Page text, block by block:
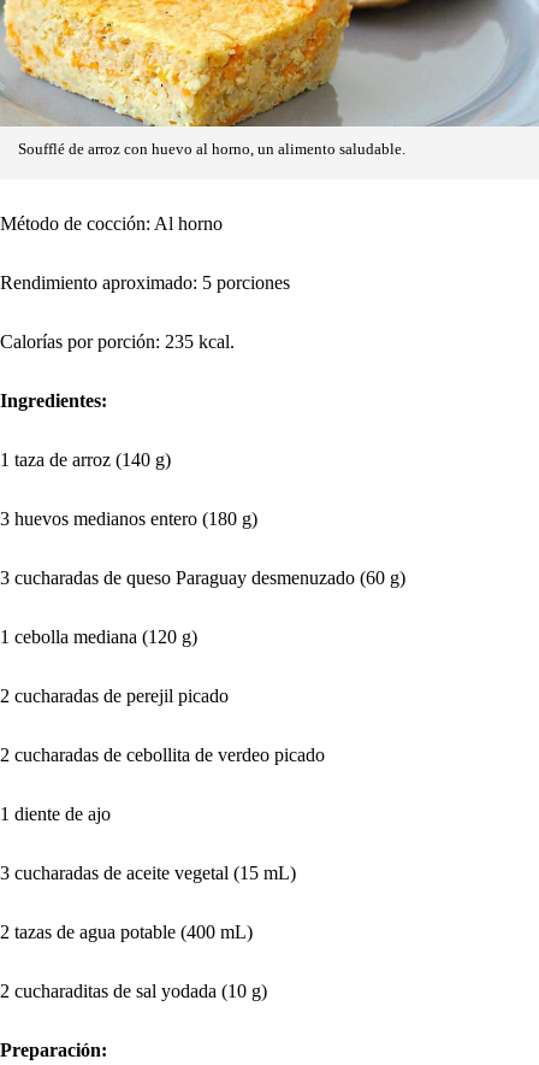
Soufflé de arroz con huevo al horno, un alimento saludable.
Método de cocción: Al horno
Rendimiento aproximado: 5 porciones
Calorías por porción: 235 kcal.
Ingredientes:
1 taza de arroz (140 g)
3 huevos medianos entero (180 g)
3 cucharadas de queso Paraguay desmenuzado (60 g)
1 cebolla mediana (120 g)
2 cucharadas de perejil picado
2 cucharadas de cebollita de verdeo picado
1 diente de ajo
3 cucharadas de aceite vegetal (15 mL)
2 tazas de agua potable (400 mL)
2 cucharaditas de sal yodada (10 g)
Preparación: